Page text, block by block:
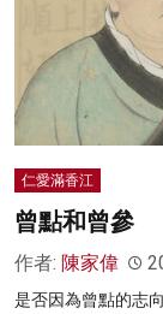
仁愛滿香江
曾點和曾參
作者: 陳家偉
是否因為曾點的志